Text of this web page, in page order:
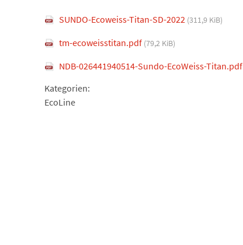
SUNDO-Ecoweiss-Titan-SD-2022 (311,9 KiB)
tm-ecoweisstitan.pdf (79,2 KiB)
NDB-026441940514-Sundo-EcoWeiss-Titan.pdf
Kategorien:
EcoLine